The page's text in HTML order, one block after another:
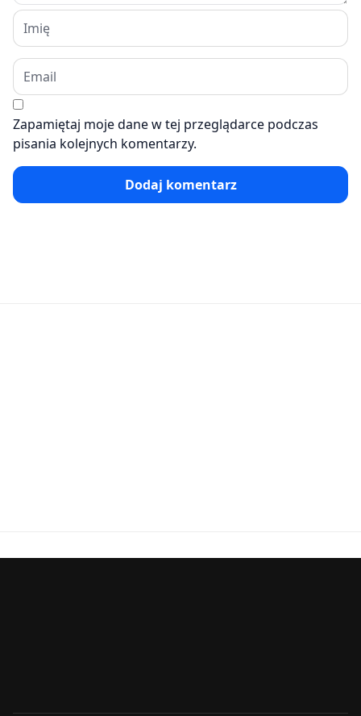
Zapamiętaj moje dane w tej przeglądarce podczas
pisania kolejnych komentarzy.
Dodaj komentarz